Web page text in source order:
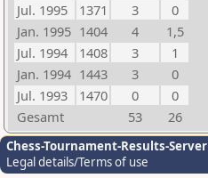
Jul. 1995
1371 3
0
Jan. 1995 1404 4
1,5
Jul. 1994
1408 3
1
Jan. 1994 1443 3
0
Jul. 1993
1470 0
0
Gesamt
53 26
Chess-Tournament-Results-Server
Legal details/Terms of use